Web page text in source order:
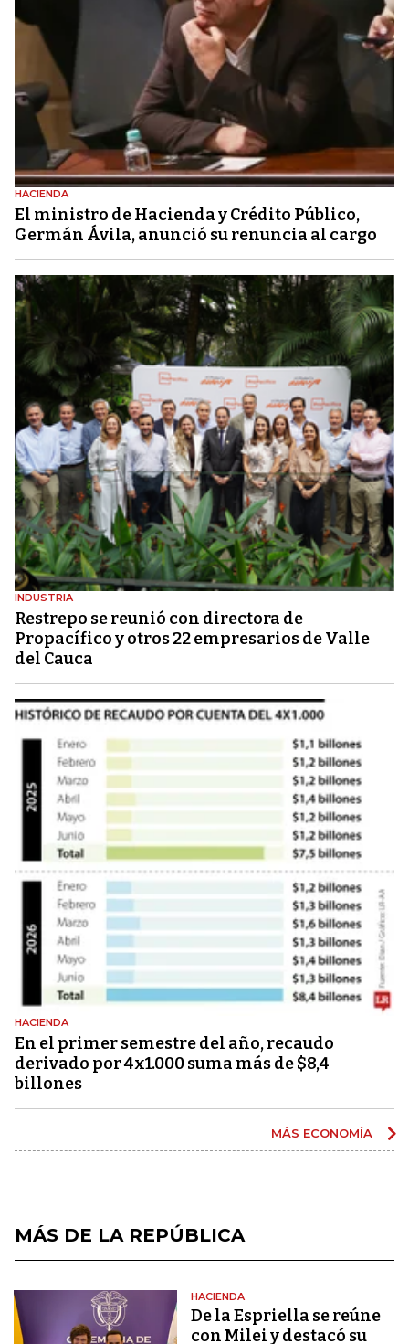
HACIENDA
El ministro de Hacienda y Crédito Público,
Germán Ávila, anunció su renuncia al cargo
INDUSTRIA
Restrepo se reunió con directora de
Propacífico y otros 22 empresarios de Valle
del Cauca
HACIENDA
En el primer semestre del año, recaudo
derivado por 4x1.000 suma más de $8,4
billones
MÁS ECONOMÍA
MÁS DE LA REPÚBLICA
HACIENDA
De la Espriella se reúne
con Milei y destacó su